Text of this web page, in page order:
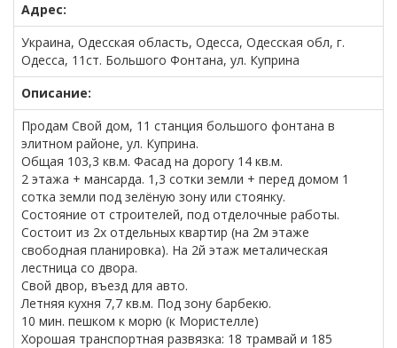
Адрес:
Украина, Одесская область, Одесса, Одесская обл, г.
Одесса, 11ст. Большого Фонтана, ул. Куприна
Описание:
Продам Свой дом, 11 станция большого фонтана в
элитном районе, ул. Куприна.
Общая 103,3 кв.м. Фасад на дорогу 14 кв.м.
2 этажа + мансарда. 1,3 сотки земли + перед домом 1
сотка земли под зелёную зону или стоянку.
Состояние от строителей, под отделочные работы.
Состоит из 2х отдельных квартир (на 2м этаже
свободная планировка). На 2й этаж металическая
лестница со двора.
Свой двор, въезд для авто.
Летняя кухня 7,7 кв.м. Под зону барбекю.
10 мин. пешком к морю (к Мористелле)
Хорошая транспортная развязка: 18 трамвай и 185